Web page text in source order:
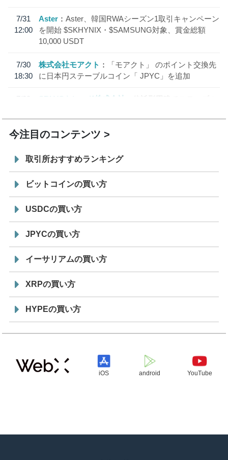
7/31
12:00
Aster
Aster、韓国RWAシーズン1取引キャンペーン
を開始 $SKHYNIX・$SAMSUNG対象、賞金総額
10,000 USDT
7/30
18:30
株式会社モアクト
「モアクト」 のポイント交換先
に日本円ステーブルコイン「 JPYC」を追加
7/29
SBI VCトレード株式会社
信託型円建てステーブル
今注目のコンテンツ
取引所おすすめランキング
ビットコインの買い方
USDCの買い方
JPYCの買い方
イーサリアムの買い方
XRPの買い方
HYPEの買い方
iOS android YouTube